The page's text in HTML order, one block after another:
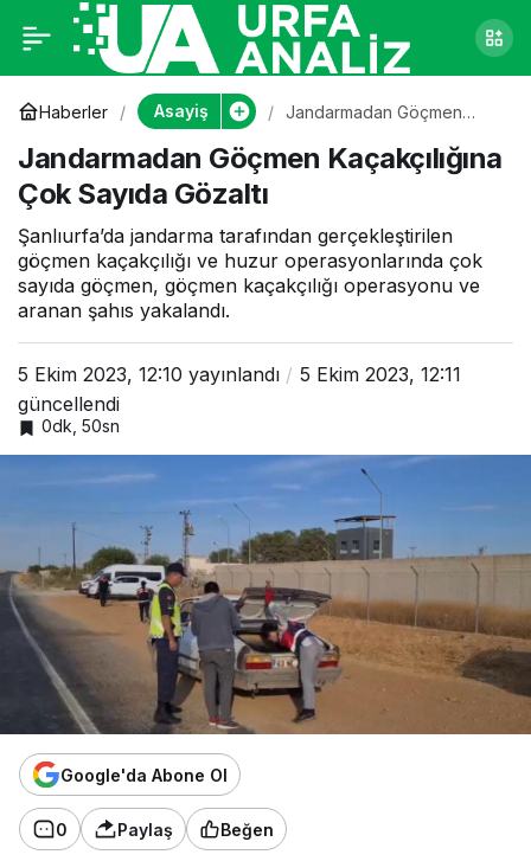
Haberler Asayiş
Jandarmadan Göçmen
Gözaltı
Jandarmadan Göçmen Kaçakçılığına
Çok Sayıda Gözaltı
Şanlıurfa’da jandarma tarafından gerçekleştirilen
göçmen kaçakçılığı ve huzur operasyonlarında çok
sayıda göçmen, göçmen kaçakçılığı operasyonu ve
aranan şahıs yakalandı.
5 Ekim 2023, 12:10 yayınlandı
5 Ekim 2023, 12:11
güncellendi
0dk, 50sn
Google'da Abone Ol
0 Paylaş Beğen
Jandarmadan
Göçmen
Kaçakçılığına Çok
Sayıda Gözaltı
0